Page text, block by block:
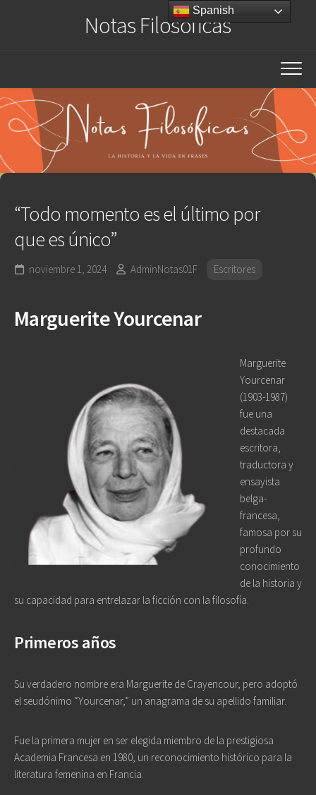
Notas Filosóficas
“Todo momento es el último por
que es único”
noviembre 1, 2024 AdminNotas01F Escritores
Marguerite Yourcenar
Marguerite
Yourcenar
(1903-1987)
fue una
destacada
escritora,
traductora y
ensayista
belga-
francesa,
famosa por su
profundo
conocimiento
de la historia y
su capacidad para entrelazar la ficción con la filosofía.
Primeros años
Su verdadero nombre era Marguerite de Crayencour, pero adoptó
el seudónimo “Yourcenar,” un anagrama de su apellido familiar.
Fue la primera mujer en ser elegida miembro de la prestigiosa
Academia Francesa en 1980, un reconocimiento histórico para la
literatura femenina en Francia.
Spanish